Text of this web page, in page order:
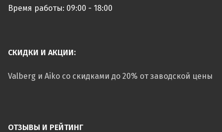
Время работы: 09:00 - 18:00
СКИДКИ И АКЦИИ:
Valberg и Aiko со скидками до 20% от заводской цены
ОТЗЫВЫ И РЕЙТИНГ